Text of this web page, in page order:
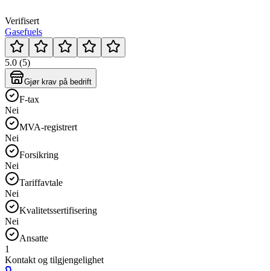
Verifisert
Gasefuels
5.0 (5)
Gjør krav på bedrift
F-tax
Nei
MVA-registrert
Nei
Forsikring
Nei
Tariffavtale
Nei
Kvalitetssertifisering
Nei
Ansatte
1
Kontakt og tilgjengelighet